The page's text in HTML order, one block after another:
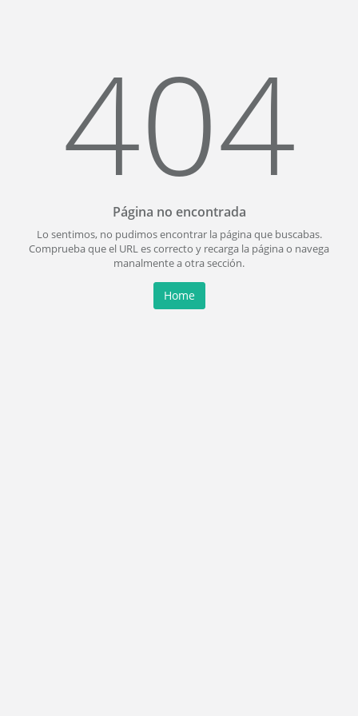
404
Página no encontrada
Lo sentimos, no pudimos encontrar la página que buscabas.
Comprueba que el URL es correcto y recarga la página o navega
manalmente a otra sección.
Home